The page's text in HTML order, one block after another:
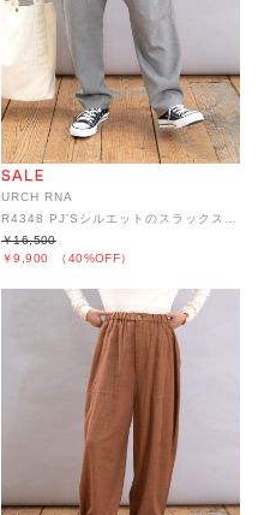
URCH RNA
￥9,900 （40%OFF）
￥16,500